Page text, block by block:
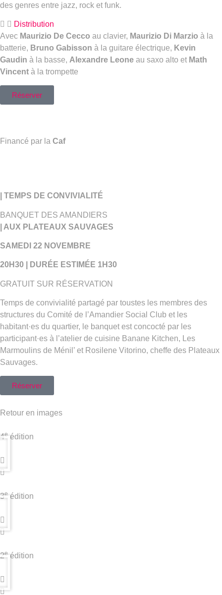
des genres entre jazz, rock et funk.
Distribution
Avec Maurizio De Cecco au clavier, Maurizio Di Marzio à la
batterie, Bruno Gabisson à la guitare électrique, Kevin
Gaudin à la basse, Alexandre Leone au saxo alto et Math
Vincent à la trompette
Réserver
Financé par la Caf
| TEMPS DE CONVIVIALITÉ
BANQUET DES AMANDIERS
| AUX PLATEAUX SAUVAGES
SAMEDI 22 NOVEMBRE
20H30 | DURÉE ESTIMÉE 1H30
GRATUIT SUR RÉSERVATION
Temps de convivialité partagé par toustes les membres des
structures du Comité de l’Amandier Social Club et les
habitant·es du quartier, le banquet est concocté par les
participant·es à l’atelier de cuisine Banane Kitchen, Les
Marmoulins de Ménil’ et Rosilene Vitorino, cheffe des Plateaux
Sauvages.
Réserver
Retour en images
4eédition
3eédition
2eédition